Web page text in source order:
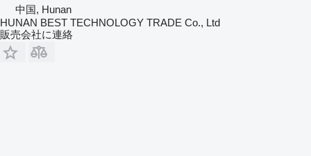
中国, Hunan
HUNAN BEST TECHNOLOGY TRADE Co., Ltd
販売会社に連絡